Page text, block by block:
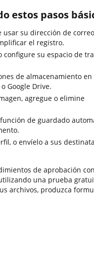
estos pasos
usar su dirección de correo
el registro.
configure su espacio de
de almacenamiento en
Google Drive.
agregue o elimine
de guardado
o envíelo a sus
de aprobación con
una prueba
archivos, produzca